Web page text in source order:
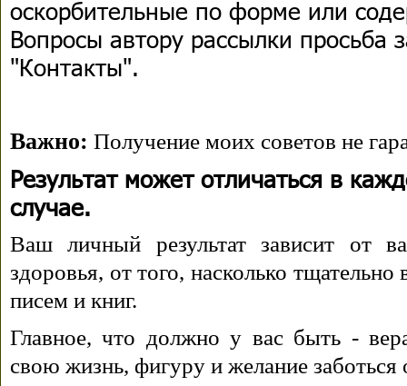
оскорбительные по форме или
Вопросы автору рассылки просьба
"Контакты".
Важно: Получение моих советов не
Результат может отличаться в
случае.
Ваш личный результат зависит от
здоровья, от того, насколько
писем и книг.
Главное, что должно у вас быть -
свою жизнь, фигуру и желание заботься